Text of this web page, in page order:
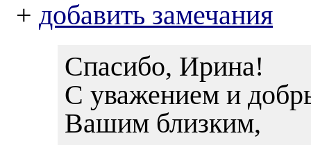
+ добавить замечания
Спасибо, Ирина!
С уважением и
Вашим близким,